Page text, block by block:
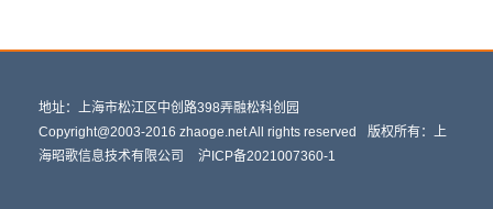
地址：上海市松江区中创路398弄融松科创园
Copyright@2003-2016 zhaoge.net All rights reserved
版权所有：上
海昭歌信息技术有限公司
沪ICP备2021007360-1